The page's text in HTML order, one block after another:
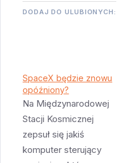
DODAJ DO ULUBIONYCH:
SpaceX będzie znowu
opóźniony?
Na Międzynarodowej
Stacji Kosmicznej
zepsuł się jakiś
komputer sterujący